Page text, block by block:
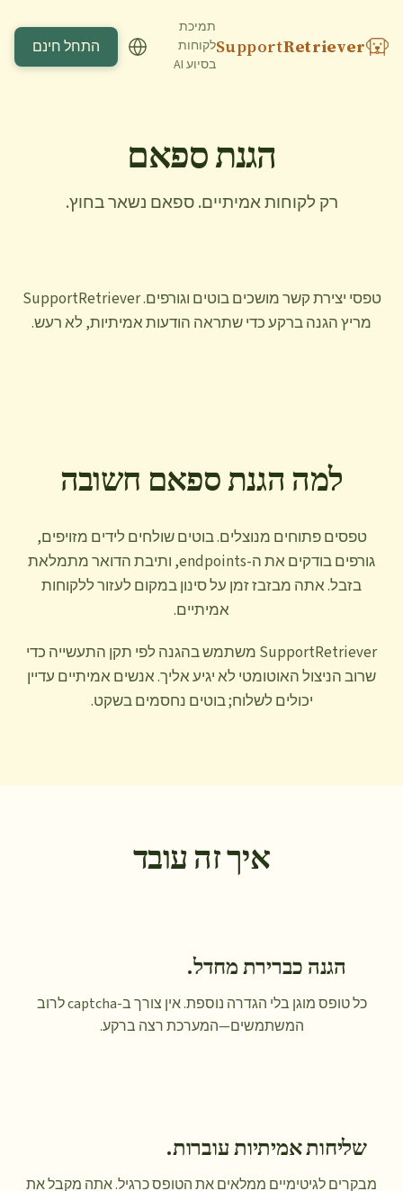
SupportRetriever
תמיכת
לקוחות
בסיוע AI
התחל חינם
הגנת ספאם
רק לקוחות אמיתיים. ספאם נשאר בחוץ.
טפסי יצירת קשר מושכים בוטים וגורפים. SupportRetriever
מריץ הגנה ברקע כדי שתראה הודעות אמיתיות, לא רעש.
למה הגנת ספאם חשובה
טפסים פתוחים מנוצלים. בוטים שולחים לידים מזויפים,
גורפים בודקים את ה-endpoints, ותיבת הדואר מתמלאת
בזבל. אתה מבזבז זמן על סינון במקום לעזור ללקוחות
אמיתיים.
SupportRetriever משתמש בהגנה לפי תקן התעשייה כדי
שרוב הניצול האוטומטי לא יגיע אליך. אנשים אמיתיים עדיין
יכולים לשלוח; בוטים נחסמים בשקט.
איך זה עובד
הגנה כברירת מחדל.
כל טופס מוגן בלי הגדרה נוספת. אין צורך ב-captcha לרוב
המשתמשים—המערכת רצה ברקע.
שליחות אמיתיות עוברות.
מבקרים לגיטימיים ממלאים את הטופס כרגיל. אתה מקבל את